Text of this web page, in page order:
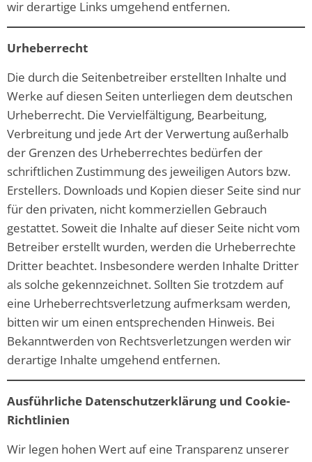
wir derartige Links umgehend entfernen.
Urheberrecht
Die durch die Seitenbetreiber erstellten Inhalte und
Werke auf diesen Seiten unterliegen dem deutschen
Urheberrecht. Die Vervielfältigung, Bearbeitung,
Verbreitung und jede Art der Verwertung außerhalb
der Grenzen des Urheberrechtes bedürfen der
schriftlichen Zustimmung des jeweiligen Autors bzw.
Erstellers. Downloads und Kopien dieser Seite sind nur
für den privaten, nicht kommerziellen Gebrauch
gestattet. Soweit die Inhalte auf dieser Seite nicht vom
Betreiber erstellt wurden, werden die Urheberrechte
Dritter beachtet. Insbesondere werden Inhalte Dritter
als solche gekennzeichnet. Sollten Sie trotzdem auf
eine Urheberrechtsverletzung aufmerksam werden,
bitten wir um einen entsprechenden Hinweis. Bei
Bekanntwerden von Rechtsverletzungen werden wir
derartige Inhalte umgehend entfernen.
Ausführliche Datenschutzerklärung und Cookie-
Richtlinien
Wir legen hohen Wert auf eine Transparenz unserer